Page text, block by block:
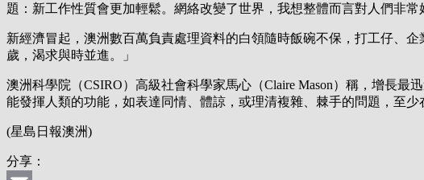
題：新工作性質會更加輕鬆。網絡改變了世界，我想整體而言對人們非常
新經濟冒起，澳洲數百萬負責處理資料的白領隨時飯碗不保，打工仔、
歲，渴求與時並進。」
澳洲科學院（CSIRO）高級社會科學家馬心（Claire Mason）稱，增長
能發揮人類的功能，如表達同情、體諒，或理清複雜、棘手的問題，至少
(星島日報澳洲)
分享：